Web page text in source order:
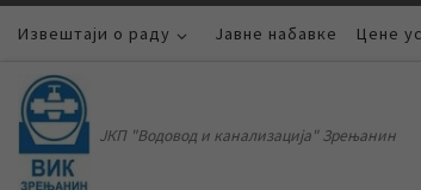
Skip to content
Извештаји о раду Јавне набавке Цене
ЈКП "Водовод и канализација" Зрењанин